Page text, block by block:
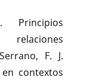
Principios
F. J.
contextos